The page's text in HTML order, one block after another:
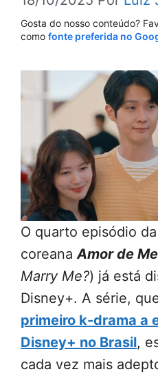
Gosta do nosso conteúdo?
como fonte preferida no
O quarto episódio
coreanaAmor de
Marry Me?) já está
Disney+. A série,
primeiro k-drama a
Disney+ no Brasil,
cada vez mais